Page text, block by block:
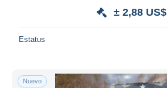
± 2,88 US$
Estatus
Nuevo